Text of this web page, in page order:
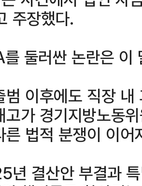
주장했다.
둘러싼 논란은 이
범 이후에도 직장
고가 경기지방노동
른 법적 분쟁이 이어
년 결산안 부결과